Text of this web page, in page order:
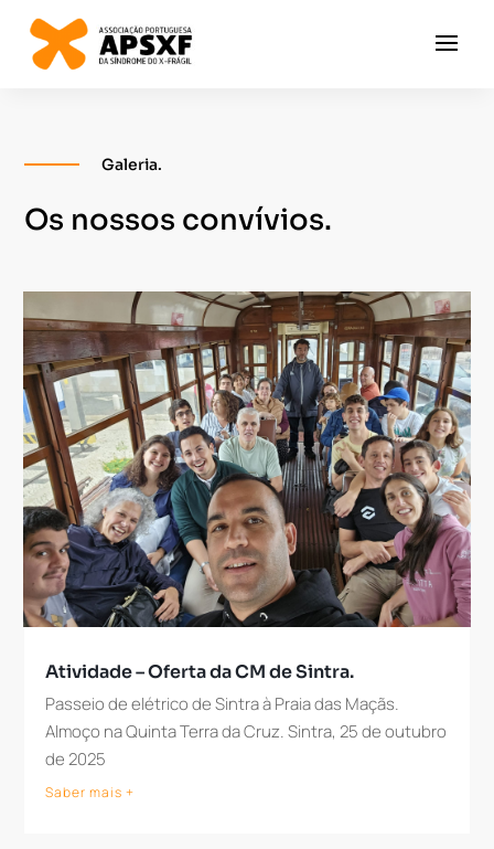
Galeria.
Os nossos convívios.
Atividade – Oferta da CM de Sintra.
Passeio de elétrico de Sintra à Praia das Maçãs.
Almoço na Quinta Terra da Cruz. Sintra, 25 de outubro
de 2025
Saber mais +